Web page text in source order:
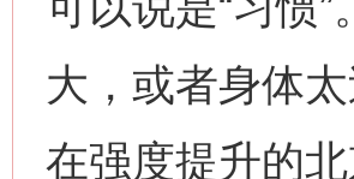
大，或者身体
在强度提升的